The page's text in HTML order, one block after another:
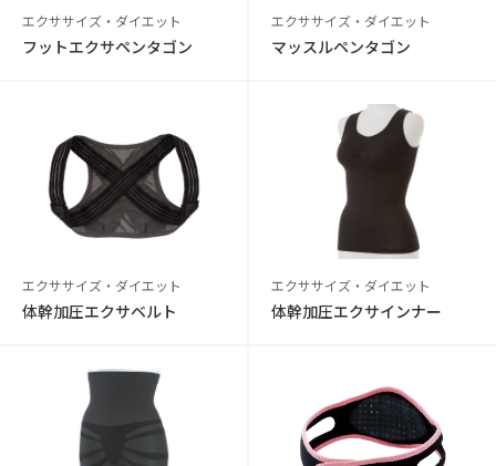
エクササイズ・ダイエット
フットエクサペンタゴン
エクササイズ・ダイエット
マッスルペンタゴン
エクササイズ・ダイエット
体幹加圧エクサベルト
エクササイズ・ダイエット
体幹加圧エクサインナー